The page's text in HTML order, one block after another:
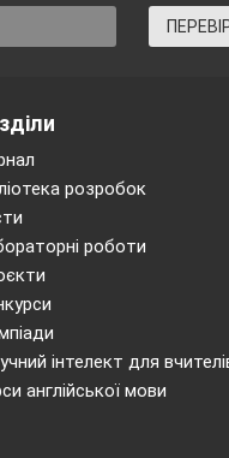
розробок
роботи
інтелект для
англійської мови